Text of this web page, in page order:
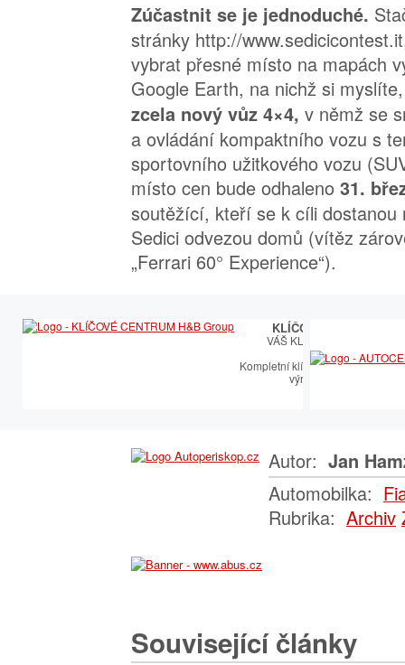
Zúčastnit se je jednoduché.
stránky http://
vybrat přesné místo na mapách
Google Earth, na nichž si
zcela nový vůz 4×4, v němž se
a ovládání kompaktního vozu s
sportovního užitkového vozu
místo cen bude odhaleno 31.
soutěžící, kteří se k cíli dostanou
Sedici odvezou domů (vítěz
„Ferrari 60° Experience“).
KLÍČOVÉ CENTRUM
VÁŠ KLÍČOVÝ PARTNER
Kompletní klíčařský sortiment
výroby autoklíčů
Autor: Jan
Automobilka:
Rubrika: Archiv
Související články